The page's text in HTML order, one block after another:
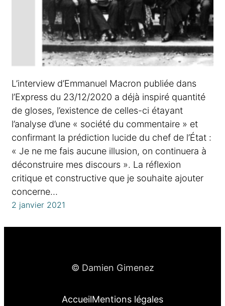
L’interview d’Emmanuel Macron publiée dans
l’Express du 23/12/2020 a déjà inspiré quantité
de gloses, l’existence de celles-ci étayant
l’analyse d’une « société du commentaire » et
confirmant la prédiction lucide du chef de l’État :
« Je ne me fais aucune illusion, on continuera à
déconstruire mes discours ». La réflexion
critique et constructive que je souhaite ajouter
concerne…
2 janvier 2021
© Damien Gimenez
AccueilMentions légales